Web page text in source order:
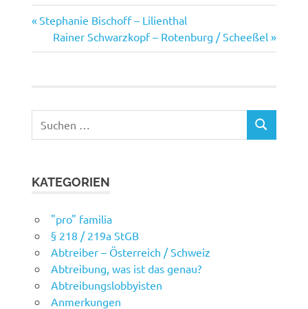
Beitragsnavigation
Vorheriger
Beitrag:
Stephanie Bischoff – Lilienthal
Nächster
Beitrag:
Rainer Schwarzkopf – Rotenburg / Scheeßel
nach:
SUCHEN
KATEGORIEN
"pro" familia
§ 218 / 219a StGB
Abtreiber – Österreich / Schweiz
Abtreibung, was ist das genau?
Abtreibungslobbyisten
Anmerkungen